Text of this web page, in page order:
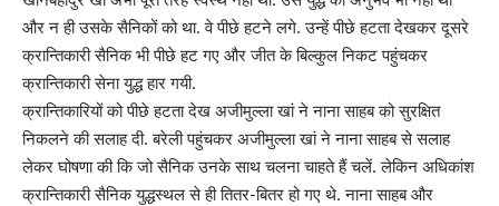
और न ही उसके सैनिकों को था. वे पीछे हटने लगे. उन्हें पीछे हटता देखकर दूसरे
क्रान्तिकारी सैनिक भी पीछे हट गए और जीत के बिल्कुल निकट पहुंचकर
क्रान्तिकारी सेना युद्ध हार गयी.
क्रान्तिकारियों को पीछे हटता देख अजीमुल्ला खां ने नाना साहब को सुरक्षित
निकलने की सलाह दी. बरेली पहुंचकर अजीमुल्ला खां ने नाना साहब से सलाह
लेकर घोषणा की कि जो सैनिक उनके साथ चलना चाहते हैं चलें. लेकिन अधिकांश
क्रान्तिकारी सैनिक युद्धस्थल से ही तितर-बितर हो गए थे. नाना साहब और